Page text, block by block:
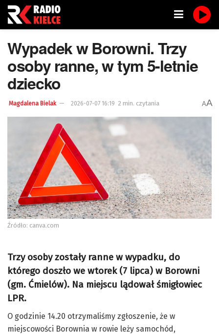
Wypadek w Borowni. Trzy
osoby ranne, w tym 5-letnie
dziecko
Magdalena Bielak 2026-07-07 16:19 2 min. czytania AA
Źródło: canva.com
Trzy osoby zostały ranne w wypadku, do
którego doszło we wtorek (7 lipca) w Borowni
(gm. Ćmielów). Na miejscu lądował śmigłowiec
LPR.
O godzinie 14.20 otrzymaliśmy zgłoszenie, że w
miejscowości Borownia w rowie leży samochód,